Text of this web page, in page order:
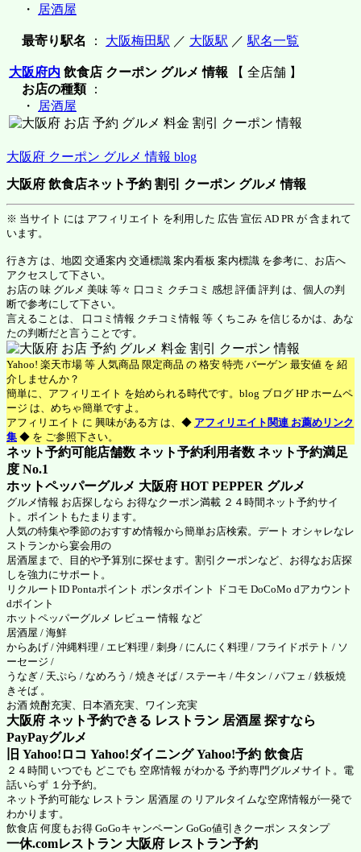
・
居酒屋
最寄り駅名 ： 大阪梅田駅 ／ 大阪駅 ／ 駅名一覧
大阪府内 飲食店 クーポン グルメ 情報 【 全店舗 】
お店の種類：
・
居酒屋
大阪府 クーポン グルメ 情報 blog
大阪府 飲食店ネット予約 割引 クーポン グルメ 情報
※ 当サイト には アフィリエイト を利用した 広告 宣伝 AD PR が 含まれて
います。
行き方 は、地図 交通案内 交通標識 案内看板 案内標識 を参考に、お店へ
アクセスして下さい。
お店の 味 グルメ 美味 等々 口コミ クチコミ 感想 評価 評判 は、個人の判
断で参考にして下さい。
言えることは、 口コミ情報 クチコミ情報 等 くちこみ を信じるかは、あな
たの判断だと言うことです。
Yahoo! 楽天市場 等 人気商品 限定商品 の 格安 特売 バーゲン 最安値 を 紹
介しませんか？
簡単に、アフィリエイト を始められる時代です。blog ブログ HP ホームペ
ージ は、めちゃ簡単ですよ。
アフィリエイト に 興味がある方 は、◆ アフィリエイト関連 お薦めリンク
集 ◆ を ご参照下さい。
ネット予約可能店舗数 ネット予約利用者数 ネット予約満足
度 No.1
ホットペッパーグルメ 大阪府 HOT PEPPER グルメ
グルメ情報 お店探しなら お得なクーポン満載 ２４時間ネット予約サイ
ト。ポイントもたまります。
人気の特集や季節のおすすめ情報から簡単お店検索。デート オシャレなレ
ストランから宴会用の
居酒屋まで、目的や予算別に探せます。割引クーポンなど、お得なお店探
しを強力にサポート。
リクルートID Pontaポイント ポンタポイント ドコモ DoCoMo dアカウント
dポイント
ホットペッパーグルメ レビュー 情報 など
居酒屋 / 海鮮
からあげ / 沖縄料理 / エビ料理 / 刺身 / にんにく料理 / フライドポテト / ソ
ーセージ /
うなぎ / 天ぷら / なめろう / 焼きそば / ステーキ / 牛タン / パフェ / 鉄板焼
きそば 。
お酒 焼酎充実、日本酒充実、ワイン充実
大阪府 ネット予約できる レストラン 居酒屋 探すなら
PayPayグルメ
旧 Yahoo!ロコ Yahoo!ダイニング Yahoo!予約 飲食店
２４時間 いつでも どこでも 空席情報 がわかる 予約専門グルメサイト。電
話いらず １分予約。
ネット予約可能な レストラン 居酒屋 の リアルタイムな空席情報が一発で
わかります。
飲食店 何度もお得 GoGoキャンペーン GoGo値引きクーポン スタンプ
一休.comレストラン 大阪府 レストラン予約